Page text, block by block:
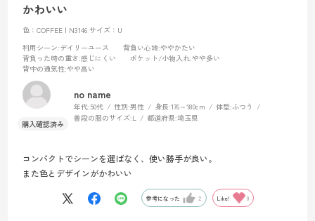
かわいい
色：COFFEE | N3146 サイズ：U
利用シーン:デイリーユース 背負い心地:ややかたい
背負った時の重さ:感じにくい ポケット/小物入れ:やや多い
背中の通気性:やや高い
no name
年代:50代 性別:男性 身長:176～180cm 体型:ふつう
普段の服のサイズ:L 都道府県:埼玉県
コンパクトでシーンを選ばなく、使い勝手が良い。
また色とデザインがかわいい
参考になった 2 Like! 0